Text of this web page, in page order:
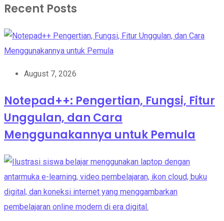
Recent Posts
August 7, 2026
Notepad++: Pengertian, Fungsi, Fitur
Unggulan, dan Cara
Menggunakannya untuk Pemula